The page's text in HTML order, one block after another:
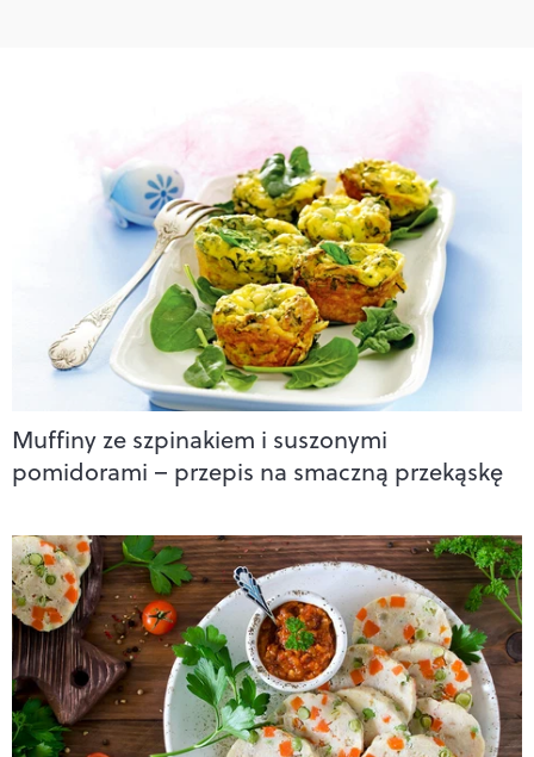
Muffiny ze szpinakiem i suszonymi
pomidorami – przepis na smaczną przekąskę